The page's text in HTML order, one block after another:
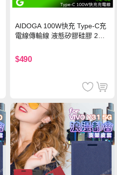
AIDOGA 100W快充 Type-C充
電線傳輸線 液態矽膠硅膠 2M
$490